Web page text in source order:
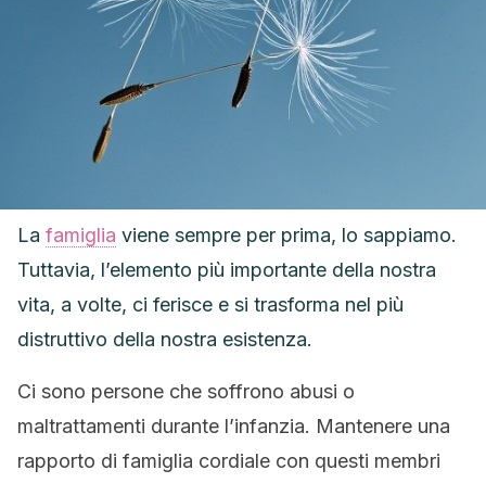
La famiglia viene sempre per prima, lo sappiamo.
Tuttavia, l’elemento più importante della nostra
vita, a volte, ci ferisce e si trasforma nel più
distruttivo della nostra esistenza.
Ci sono persone che soffrono abusi o
maltrattamenti durante l’infanzia. Mantenere una
rapporto di famiglia cordiale con questi membri